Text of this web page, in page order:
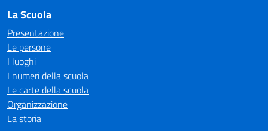
La Scuola
Presentazione
Le persone
I luoghi
I numeri della scuola
Le carte della scuola
Organizzazione
La storia